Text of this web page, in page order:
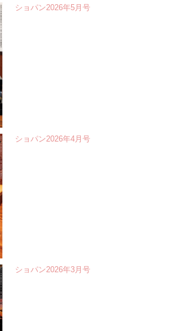
ショパン2026年5月号
ショパン2026年4月号
ショパン2026年3月号